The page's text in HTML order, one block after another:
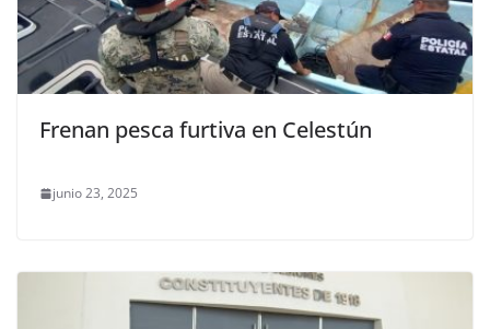
Frenan pesca furtiva en Celestún
junio 23, 2025